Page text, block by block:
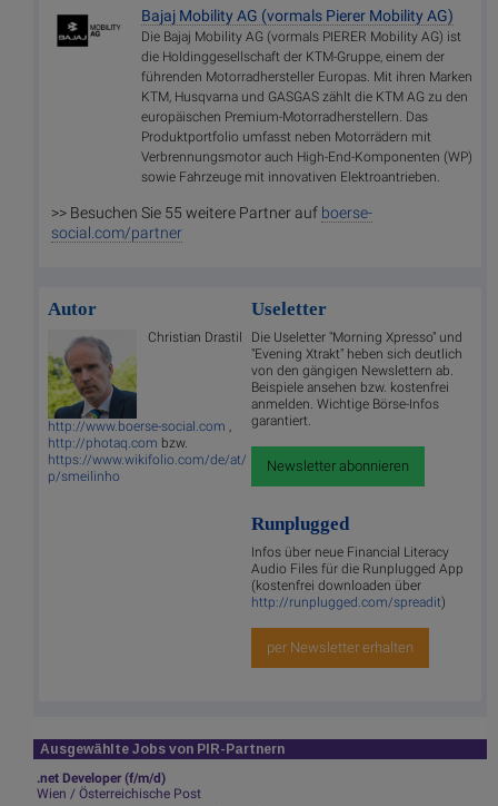
Bajaj Mobility AG (vormals Pierer Mobility AG)
Die Bajaj Mobility AG (vormals PIERER Mobility AG) ist
die Holdinggesellschaft der KTM-Gruppe, einem der
führenden Motorradhersteller Europas. Mit ihren Marken
KTM, Husqvarna und GASGAS zählt die KTM AG zu den
europäischen Premium-Motorradherstellern. Das
Produktportfolio umfasst neben Motorrädern mit
Verbrennungsmotor auch High-End-Komponenten (WP)
sowie Fahrzeuge mit innovativen Elektroantrieben.
>> Besuchen Sie 55 weitere Partner auf boerse-
social.com/partner
Autor
Christian Drastil
http://www.boerse-social.com ,
http://photaq.com bzw.
https://www.wikifolio.com/de/at/
p/smeilinho
Useletter
Die Useletter "Morning Xpresso" und
"Evening Xtrakt" heben sich deutlich
von den gängigen Newslettern ab.
Beispiele ansehen bzw. kostenfrei
anmelden. Wichtige Börse-Infos
garantiert.
Newsletter abonnieren
Runplugged
Infos über neue Financial Literacy
Audio Files für die Runplugged App
(kostenfrei downloaden über
http://runplugged.com/spreadit)
per Newsletter erhalten
Ausgewählte Jobs von PIR-Partnern
.net Developer (f/m/d)
Wien / Österreichische Post